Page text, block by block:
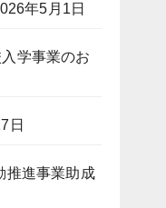
年5月1日
学事業のお
日
推進事業助成